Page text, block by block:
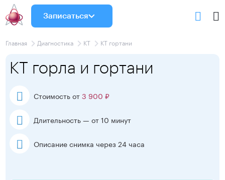
Записаться
Главная Диагностика КТ КТ гортани
КТ горла и гортани
Стоимость от3 900 ₽
Длительность — от 10 минут
Описание снимка через 24 часа